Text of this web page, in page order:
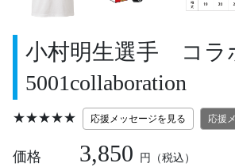
小村明生選手 コラ
5001collaboration
★★★★★ 応援メッセージを見る 応援
価格 3,850 円 （税込）